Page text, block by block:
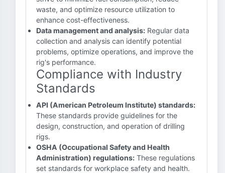
waste, and optimize resource utilization to
enhance cost-effectiveness.
Data management and analysis: Regular data
collection and analysis can identify potential
problems, optimize operations, and improve the
rig's performance.
Compliance with Industry
Standards
API (American Petroleum Institute) standards:
These standards provide guidelines for the
design, construction, and operation of drilling
rigs.
OSHA (Occupational Safety and Health
Administration) regulations: These regulations
set standards for workplace safety and health.